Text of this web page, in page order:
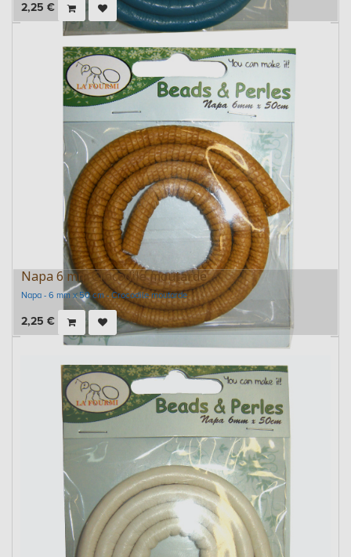
2,25 €
Napa 6 mm Crocodile moutarde
Napa - 6 mm x 50 cm - Crocodile moutarde
2,25 €